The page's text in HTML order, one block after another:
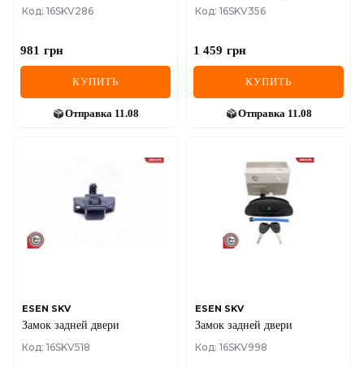
SSANGYONG
SUZUKI
TESLA
ZEEKR
Код: 16SKV286
981 грн
КУПИТЬ
Отправка 11.08
Код: 16SKV356
1 459 грн
КУПИТЬ
Отправка 11.08
ESEN SKV
Замок задней двери
Код: 16SKV518
ESEN SKV
Замок задней двери
Код: 16SKV998